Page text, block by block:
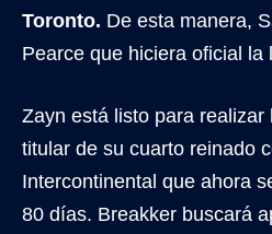
Toronto. De esta manera,
Pearce que hiciera oficial la
Zayn está listo para realizar
titular de su cuarto reinado
Intercontinental que ahora
80 días. Breakker buscará